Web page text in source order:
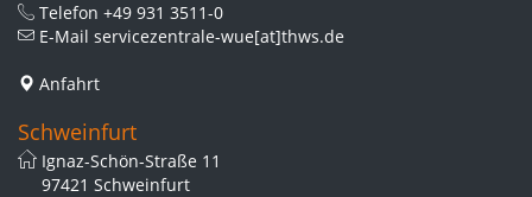
Telefon +49 931 3511-0
E-Mail servicezentrale-wue[at]thws.de
Anfahrt
Schweinfurt
Ignaz-Schön-Straße 11
97421 Schweinfurt